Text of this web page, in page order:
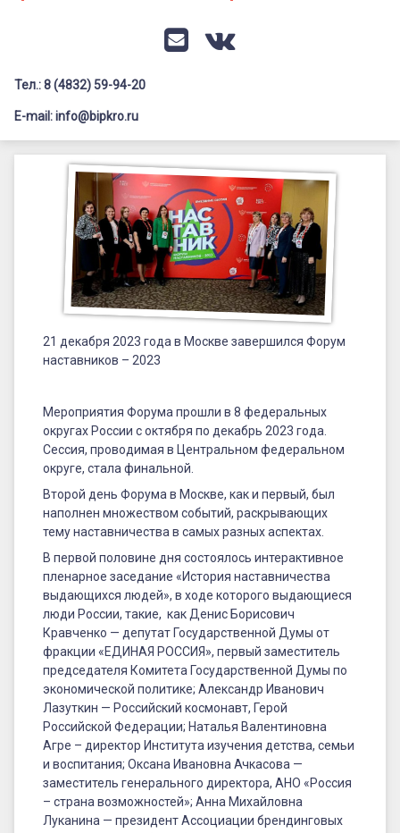
Профилактика дистанционных преступлений
Флагманы образования
Педагог-психолог
Иные конкурсы
E-mailVK
Заголовок сайта → второстепенный
Тел.: 8 (4832) 59-94-20
E-mail: info@bipkro.ru
декабря
2023
года
Москве
завершился
наставников
2023
22.12.2023
ГАУ ДПО "БИПКРО"
Наставничество,
21 декабря 2023 года в Москве завершился Форум
наставников – 2023
Мероприятия Форума прошли в 8 федеральных
округах России с октября по декабрь 2023 года.
Сессия, проводимая в Центральном федеральном
округе, стала финальной.
Второй день Форума в Москве, как и первый, был
наполнен множеством событий, раскрывающих
тему наставничества в самых разных аспектах.
В первой половине дня состоялось интерактивное
пленарное заседание «История наставничества
выдающихся людей», в ходе которого выдающиеся
люди России, такие, как Денис Борисович
Кравченко — депутат Государственной Думы от
фракции «ЕДИНАЯ РОССИЯ», первый заместитель
председателя Комитета Государственной Думы по
экономической политике; Александр Иванович
Лазуткин — Российский космонавт, Герой
Российской Федерации; Наталья Валентиновна
Агре – директор Института изучения детства, семьи
и воспитания; Оксана Ивановна Ачкасова —
заместитель генерального директора, АНО «Россия
– страна возможностей»; Анна Михайловна
Луканина — президент Ассоциации брендинговых